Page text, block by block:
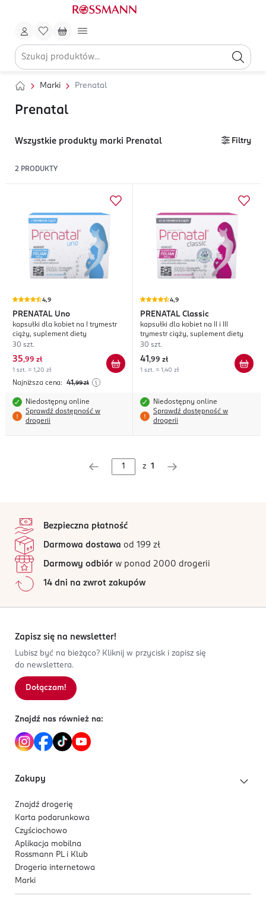
Marki Prenatal
Prenatal
Wszystkie produkty marki Prenatal Filtry
2 PRODUKTY
4,9
PRENATAL Uno
kapsułki dla kobiet na I trymestr
ciąży, suplement diety
30 szt.
35,99 zł
1 szt. = 1,20 zł
Najniższa cena: 41,99 zł
Niedostępny online
Sprawdź dostępność w
drogerii
4,9
PRENATAL Classic
kapsułki dla kobiet na II i III
trymestr ciąży, suplement diety
30 szt.
41 ,99 zł
1 szt. = 1,40 zł
Niedostępny online
Sprawdź dostępność w
drogerii
z 1
Bezpieczna płatność
Darmowa dostawa od 199 zł
Darmowy odbiór w ponad 2000 drogerii
14 dni na zwrot zakupów
Zapisz się na newsletter!
Lubisz być na bieżąco? Kliknij w przycisk i zapisz się
do newslettera.
Dołączam!
Znajdź nas również na:
Zakupy
Znajdź drogerię
Karta podarunkowa
Czyściochowo
Aplikacja mobilna
Rossmann PL i Klub
Drogeria internetowa
Marki